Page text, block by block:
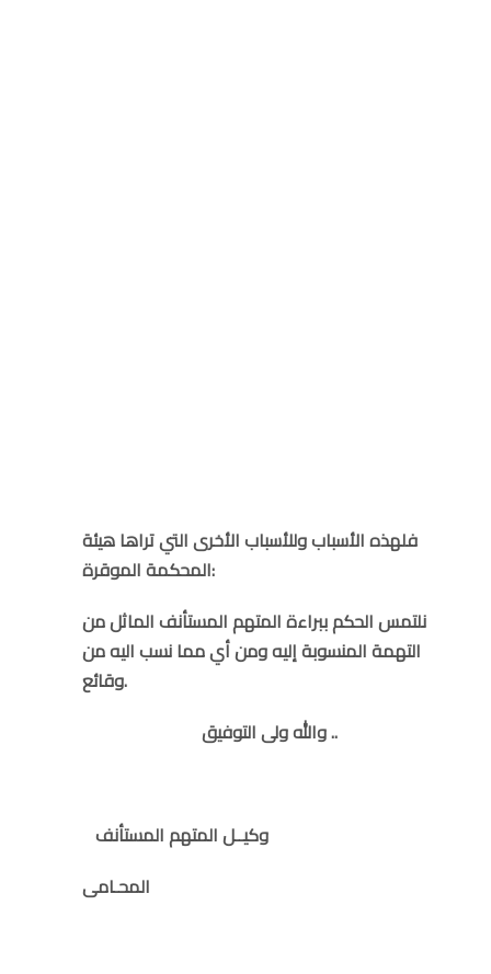
فلهذه الأسباب وللأسباب الأخرى التي تراها هيئة
المحكمة الموقرة:
نلتمس الحكم ببراءة المتهم المستأنف الماثل من
التهمة المنسوبة إليه ومن أي مما نسب اليه من
وقائع.
والله ولى التوفيق ..
وكيــل المتهم المستأنف
المحـامى